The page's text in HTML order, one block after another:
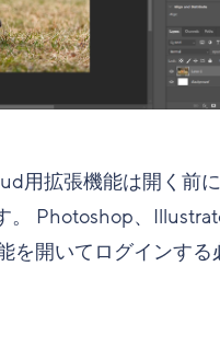
用拡張機能は開く前
。 Photoshop、
を開いてログインする